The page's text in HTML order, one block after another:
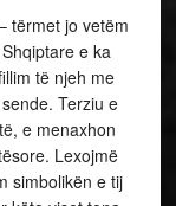
tërmet jo vetëm
e ka
të njeh me
Terziu e
e menaxhon
Lexojmë
simbolikën e tij